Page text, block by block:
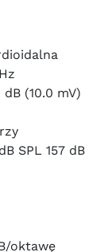
(10.0 mV)
SPL 157 dB
oktawę